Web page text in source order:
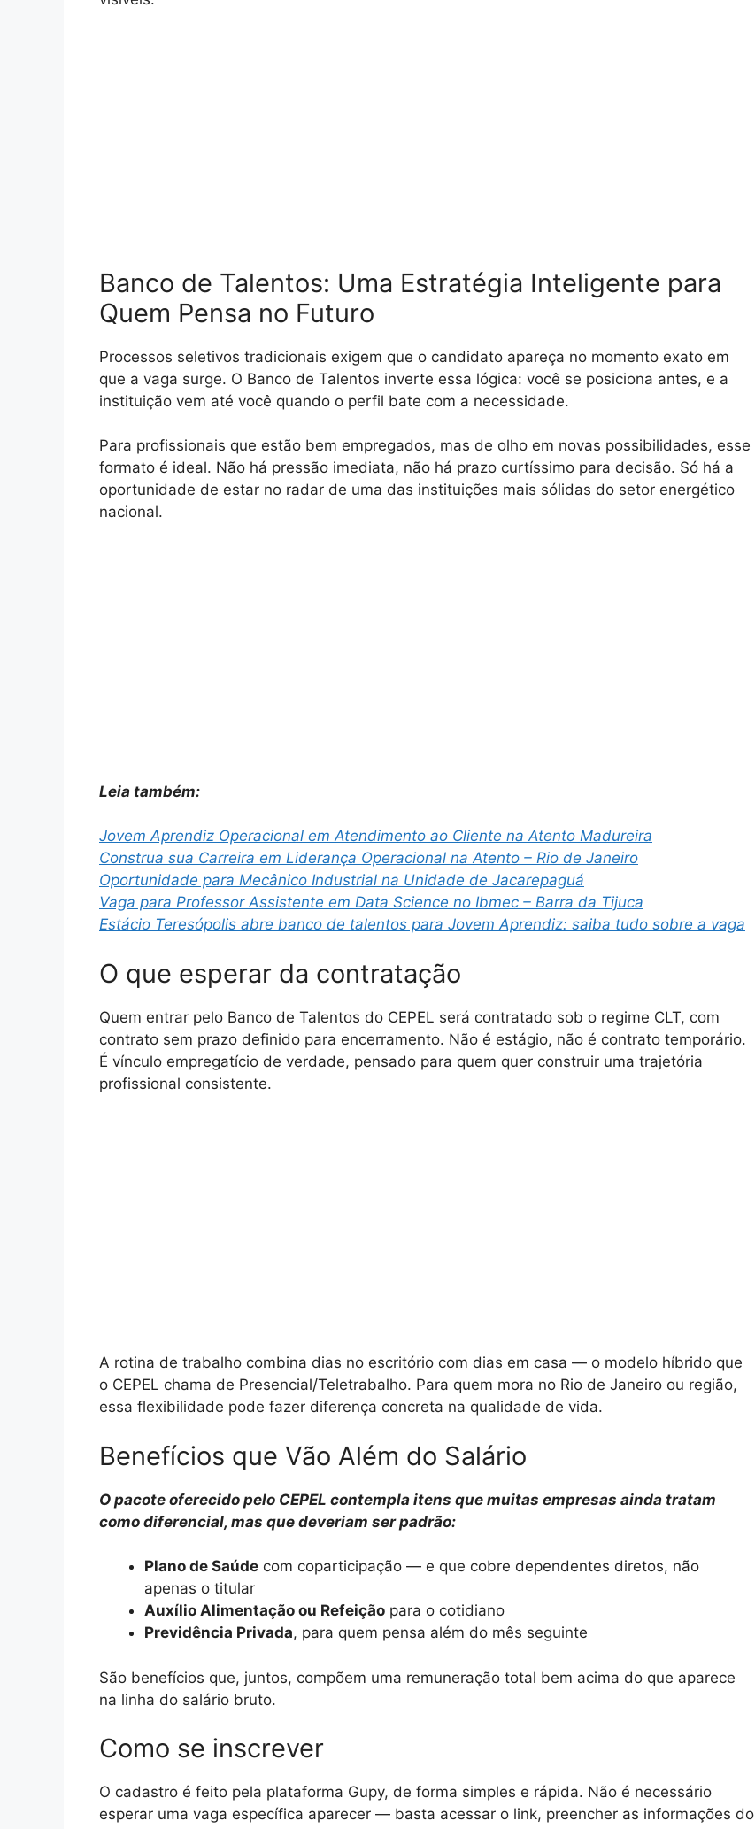
Banco de Talentos: Uma Estratégia Inteligente para
Quem Pensa no Futuro
Processos seletivos tradicionais exigem que o candidato apareça no momento exato em
que a vaga surge. O Banco de Talentos inverte essa lógica: você se posiciona antes, e a
instituição vem até você quando o perfil bate com a necessidade.
Para profissionais que estão bem empregados, mas de olho em novas possibilidades, esse
formato é ideal. Não há pressão imediata, não há prazo curtíssimo para decisão. Só há a
oportunidade de estar no radar de uma das instituições mais sólidas do setor energético
nacional.
Leia também:
Jovem Aprendiz Operacional em Atendimento ao Cliente na Atento Madureira
Construa sua Carreira em Liderança Operacional na Atento – Rio de Janeiro
Oportunidade para Mecânico Industrial na Unidade de Jacarepaguá
Vaga para Professor Assistente em Data Science no Ibmec – Barra da Tijuca
Estácio Teresópolis abre banco de talentos para Jovem Aprendiz: saiba tudo sobre a vaga
O que esperar da contratação
Quem entrar pelo Banco de Talentos do CEPEL será contratado sob o regime CLT, com
contrato sem prazo definido para encerramento. Não é estágio, não é contrato temporário.
É vínculo empregatício de verdade, pensado para quem quer construir uma trajetória
profissional consistente.
A rotina de trabalho combina dias no escritório com dias em casa — o modelo híbrido que
o CEPEL chama de Presencial/Teletrabalho. Para quem mora no Rio de Janeiro ou região,
essa flexibilidade pode fazer diferença concreta na qualidade de vida.
Benefícios que Vão Além do Salário
O pacote oferecido pelo CEPEL contempla itens que muitas empresas ainda tratam
como diferencial, mas que deveriam ser padrão:
Plano de Saúde com coparticipação — e que cobre dependentes diretos, não
apenas o titular
Auxílio Alimentação ou Refeição para o cotidiano
Previdência Privada, para quem pensa além do mês seguinte
São benefícios que, juntos, compõem uma remuneração total bem acima do que aparece
na linha do salário bruto.
Como se inscrever
O cadastro é feito pela plataforma Gupy, de forma simples e rápida. Não é necessário
esperar uma vaga específica aparecer — basta acessar o link, preencher as informações do